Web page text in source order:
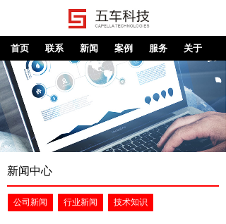
首页 联系 新闻 案例 服务 关于
新闻中心
公司新闻 行业新闻 技术知识